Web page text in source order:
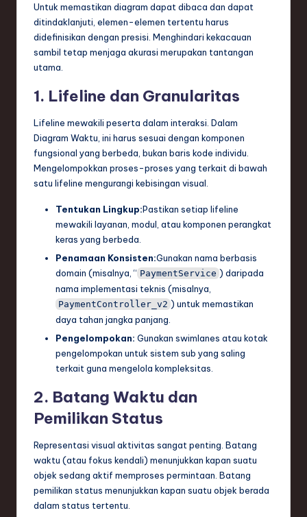
Untuk memastikan diagram dapat dibaca dan dapat
ditindaklanjuti, elemen-elemen tertentu harus
didefinisikan dengan presisi. Menghindari kekacauan
sambil tetap menjaga akurasi merupakan tantangan
utama.
1. Lifeline dan Granularitas
Lifeline mewakili peserta dalam interaksi. Dalam
Diagram Waktu, ini harus sesuai dengan komponen
fungsional yang berbeda, bukan baris kode individu.
Mengelompokkan proses-proses yang terkait di bawah
satu lifeline mengurangi kebisingan visual.
Tentukan Lingkup:Pastikan setiap lifeline
mewakili layanan, modul, atau komponen perangkat
keras yang berbeda.
Penamaan Konsisten:Gunakan nama berbasis
domain (misalnya, “ PaymentService ) daripada
nama implementasi teknis (misalnya,
PaymentController_v2 ) untuk memastikan
daya tahan jangka panjang.
Pengelompokan: Gunakan swimlanes atau kotak
pengelompokan untuk sistem sub yang saling
terkait guna mengelola kompleksitas.
2. Batang Waktu dan
Pemilikan Status
Representasi visual aktivitas sangat penting. Batang
waktu (atau fokus kendali) menunjukkan kapan suatu
objek sedang aktif memproses permintaan. Batang
pemilikan status menunjukkan kapan suatu objek berada
dalam status tertentu.